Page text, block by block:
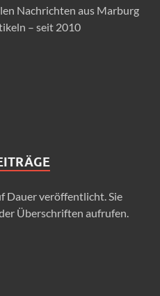
Nachrichten aus Marburg
– seit 2010
Dauer veröffentlicht. Sie
Überschriften aufrufen.